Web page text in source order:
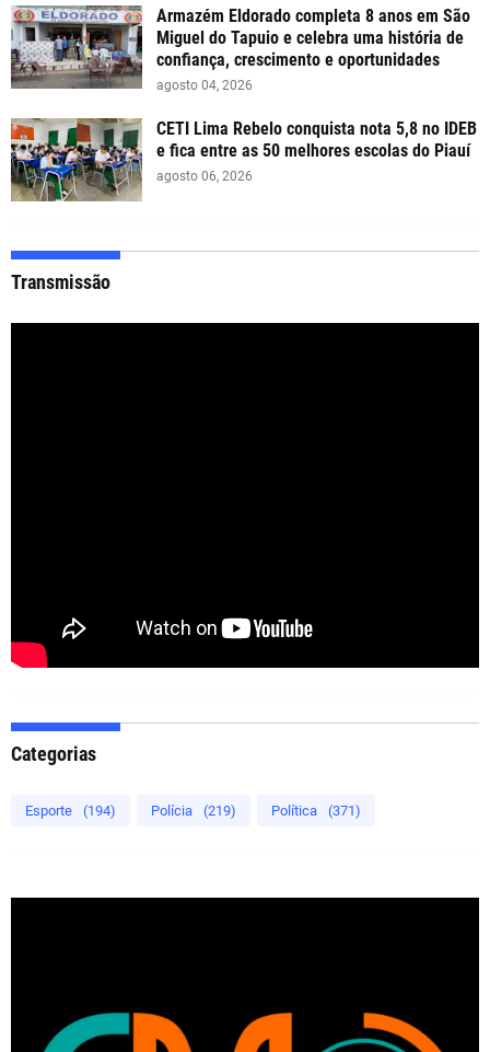
Armazém Eldorado completa 8 anos em São
Miguel do Tapuio e celebra uma história de
confiança, crescimento e oportunidades
agosto 04, 2026
CETI Lima Rebelo conquista nota 5,8 no IDEB
e fica entre as 50 melhores escolas do Piauí
agosto 06, 2026
Transmissão
Categorias
Esporte (194) Polícia (219) Política (371)